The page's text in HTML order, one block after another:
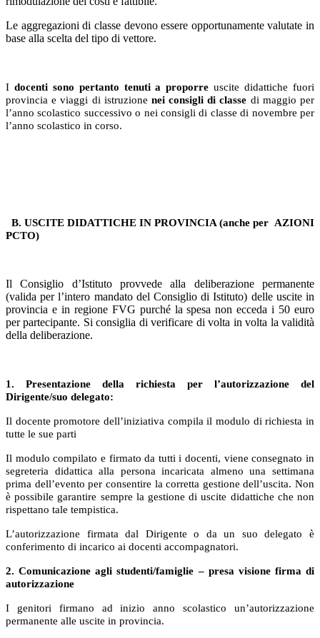
Le aggregazioni di classe devono essere opportunamente valutate in
base alla scelta del tipo di vettore.
I docenti sono pertanto tenuti a proporreuscite didattiche fuori
provincia e viaggi di istruzione nei consigli di classe di maggio per
l’anno scolastico successivo o nei consigli di classe di novembre per
l’anno scolastico in corso.
B. USCITE DIDATTICHE IN PROVINCIA (anche per AZIONI
PCTO)
Il Consiglio d’Istituto provvede alla deliberazione permanente
(valida per l’intero mandato del Consiglio di Istituto) delle uscite in
provincia e in regione FVG purché la spesa non ecceda i 50 euro
per partecipante. Si consiglia di verificare di volta in volta la validità
della deliberazione.
1. Presentazione della richiesta per l’autorizzazione del
Dirigente/suo delegato:
Il docente promotore dell’iniziativa compila il modulo di richiesta in
tutte le sue parti
Il modulo compilato e firmato da tutti i docenti, viene consegnato in
segreteria didattica alla persona incaricata almeno una settimana
prima dell’evento per consentire la corretta gestione dell’uscita. Non
è possibile garantire sempre la gestione di uscite didattiche che non
rispettano tale tempistica.
L’autorizzazione firmata dal Dirigente o da un suo delegato è
conferimento di incarico ai docenti accompagnatori.
2. Comunicazione agli studenti/famiglie – presa visione firma di
autorizzazione
I genitori firmano ad inizio anno scolastico un’autorizzazione
permanente alle uscite in provincia.